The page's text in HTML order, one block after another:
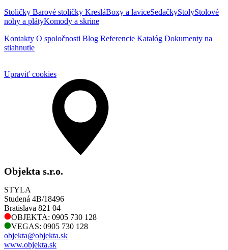
Stoličky Barové stoličky KresláBoxy a laviceSedačkyStolyStolové
nohy a plátyKomody a skrine
Kontakty O spoločnosti Blog Referencie Katalóg Dokumenty na
stiahnutie
Upraviť cookies
Objekta s.r.o.
STYLA
Studená 4B/18496
Bratislava 821 04
OBJEKTA: 0905 730 128
VEGAS: 0905 730 128
objekta@objekta.sk
www.objekta.sk